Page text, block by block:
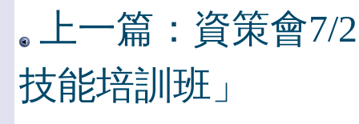
上一篇：資策會
技能培訓班」